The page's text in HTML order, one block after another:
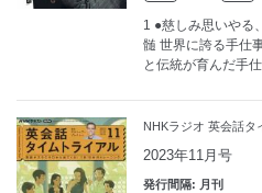
1 ●慈しみ思いやる
髄 世界に誇る手仕
と伝統が育んだ手
NHKラジオ 英会話タ
2023年11月号
発行間隔: 月刊